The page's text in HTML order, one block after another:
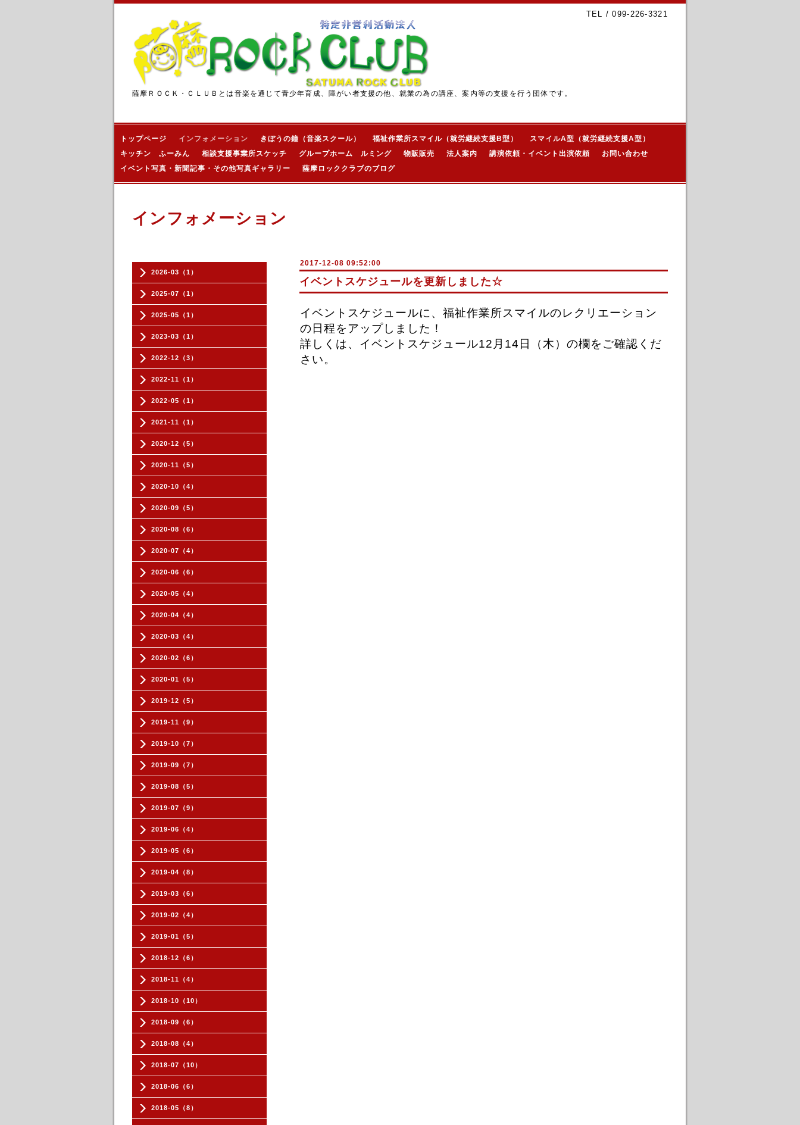
TEL / 099-226-3321
薩摩ＲＯＣＫ・ＣＬＵＢとは音楽を通じて青少年育成、障がい者支援の他、就業の為の講座、案内等の支援を行う団体です。
トップページ インフォメーション きぼうの鐘（音楽スクール） 福祉作業所スマイル（就労継続支援B型）
スマイルA型（就労継続支援A型）
キッチン ふーみん
相談支援事業所スケッチ グループホーム ルミング 物販販売 法人案内 講演依頼・イベント出演依頼
お問い合わせ
イベント写真・新聞記事・その他写真ギャラリー
薩摩ロッククラブのブログ
2026-03（1）
2025-07（1）
2025-05（1）
2023-03（1）
2022-12（3）
2022-11（1）
2022-05（1）
2021-11（1）
2020-12（5）
2020-11（5）
2020-10（4）
2020-09（5）
2020-08（6）
2020-07（4）
2020-06（6）
2020-05（4）
2020-04（4）
2020-03（4）
2020-02（6）
2020-01（5）
2019-12（5）
2019-11（9）
2019-10（7）
2019-09（7）
2019-08（5）
2019-07（9）
2019-06（4）
2019-05（6）
2019-04（8）
2019-03（6）
2019-02（4）
2019-01（5）
2018-12（6）
2018-11（4）
2018-10（10）
2018-09（6）
2018-08（4）
2018-07（10）
2018-06（6）
2018-05（8）
インフォメーション
2017-12-08 09:52:00
イベントスケジュールを更新しました☆
イベントスケジュールに、福祉作業所スマイルのレクリエーション
の日程をアップしました！
詳しくは、イベントスケジュール12月14日（木）の欄をご確認くだ
さい。